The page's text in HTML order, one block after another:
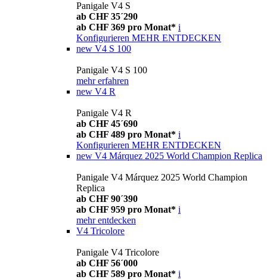
Panigale V4 S
ab CHF 35´290
ab CHF 369 pro Monat* i
Konfigurieren MEHR ENTDECKEN
new V4 S 100
Panigale V4 S 100
mehr erfahren
new V4 R
Panigale V4 R
ab CHF 45´690
ab CHF 489 pro Monat* i
Konfigurieren MEHR ENTDECKEN
new V4 Márquez 2025 World Champion Replica
Panigale V4 Márquez 2025 World Champion
Replica
ab CHF 90´390
ab CHF 959 pro Monat* i
mehr entdecken
V4 Tricolore
Panigale V4 Tricolore
ab CHF 56´000
ab CHF 589 pro Monat* i